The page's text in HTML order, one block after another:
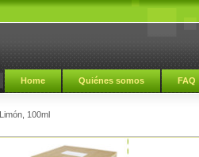
Home Quiénes somos FAQ
100ml